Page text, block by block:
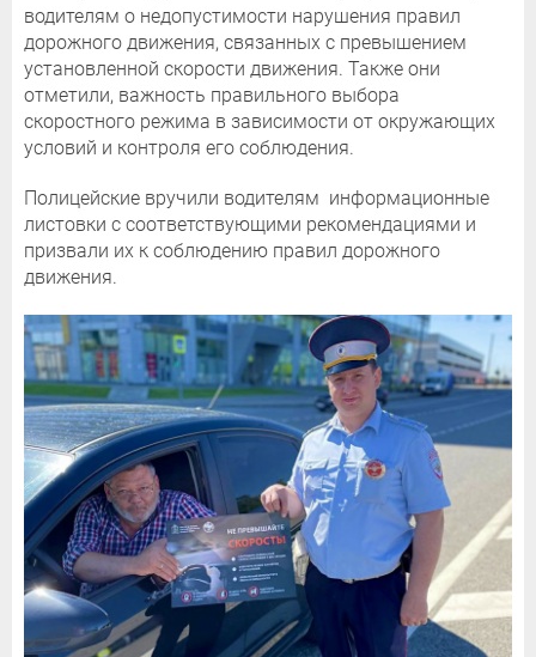
водителям о недопустимости нарушения правил
дорожного движения, связанных с превышением
установленной скорости движения. Также они
отметили, важность правильного выбора
скоростного режима в зависимости от окружающих
условий и контроля его соблюдения.
Полицейские вручили водителям информационные
листовки с соответствующими рекомендациями и
призвали их к соблюдению правил дорожного
движения.